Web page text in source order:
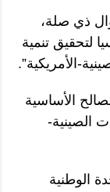
ذي صلة،
لتحقيق تنمية
الأمريكية”.
الأساسية
الصينية-
الوطنية